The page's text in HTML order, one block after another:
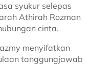
syukur selepas
Athirah Rozman
cinta.
menyifatkan
tanggungjawab